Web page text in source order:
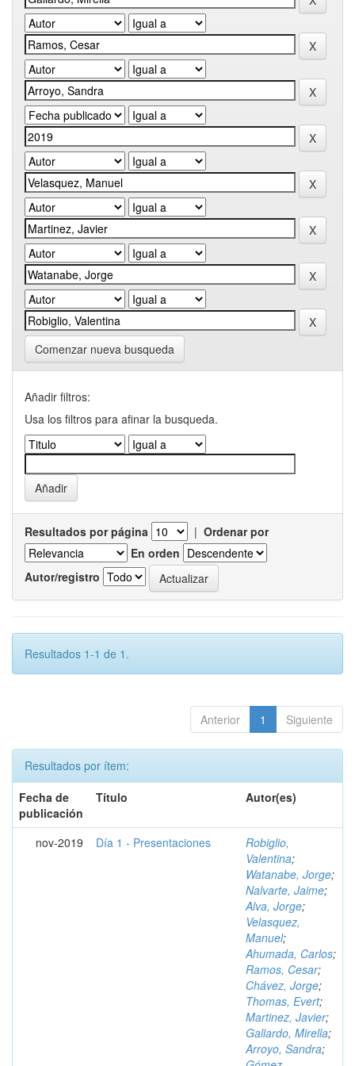
Comenzar nueva busqueda
Añadir filtros:
Usa los filtros para afinar la busqueda.
Resultados por página | Ordenar por
En orden
Autor/registro
Resultados 1-1 de 1.
Anterior 1 Siguiente
Resultados por ítem:
Fecha de
publicación
Título Autor(es)
nov-2019 Día 1 - Presentaciones
Robiglio,
Valentina;
Watanabe, Jorge;
Nalvarte, Jaime;
Alva, Jorge;
Velasquez,
Manuel;
Ahumada, Carlos;
Ramos, Cesar;
Chávez, Jorge;
Thomas, Evert;
Martinez, Javier;
Gallardo, Mirella;
Arroyo, Sandra;